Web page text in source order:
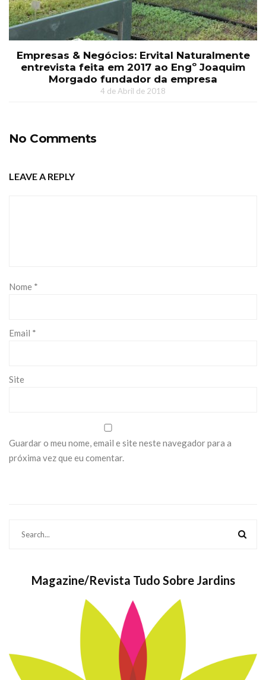
Empresas & Negócios: Ervital Naturalmente
entrevista feita em 2017 ao Engº Joaquim
Morgado fundador da empresa
4 de Abril de 2018
No Comments
LEAVE A REPLY
Nome *
Email *
Site
Guardar o meu nome, email e site neste navegador para a
próxima vez que eu comentar.
Magazine/Revista Tudo Sobre Jardins